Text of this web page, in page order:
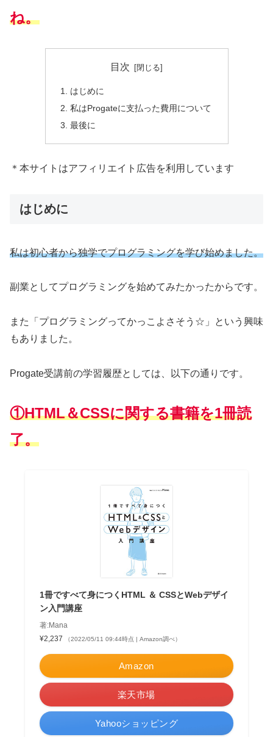
ね。
目次
はじめに
私はProgateに支払った費用について
最後に
＊本サイトはアフィリエイト広告を利用しています
はじめに
私は初心者から独学でプログラミングを学び始めました。
副業としてプログラミングを始めてみたかったからです。
また「プログラミングってかっこよさそう☆」という興味
もありました。
Progate受講前の学習履歴としては、以下の通りです。
①HTML＆CSSに関する書籍を1冊読
了。
1冊ですべて身につくHTML ＆ CSSとWebデザイ
ン入門講座
著:Mana
¥2,237
（2022/05/11 09:44時点 | Amazon調べ）
Amazon
楽天市場
Yahooショッピング